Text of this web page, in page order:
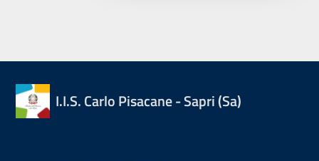
I.I.S. Carlo Pisacane - Sapri (Sa)